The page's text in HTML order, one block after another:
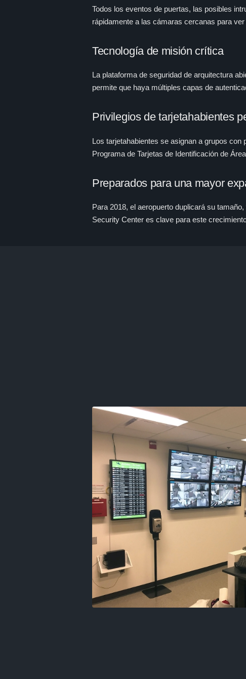
Todos los eventos de puertas, las posibles
rápidamente a las cámaras cercanas para
Tecnología de misión crítica
La plataforma de seguridad de arquitectura
permite que haya múltiples capas de
Privilegios de tarjetahabientes
Los tarjetahabientes se asignan a grupos
Programa de Tarjetas de Identificación de
Preparados para una mayor
Para 2018, el aeropuerto duplicará su
Security Center es clave para este